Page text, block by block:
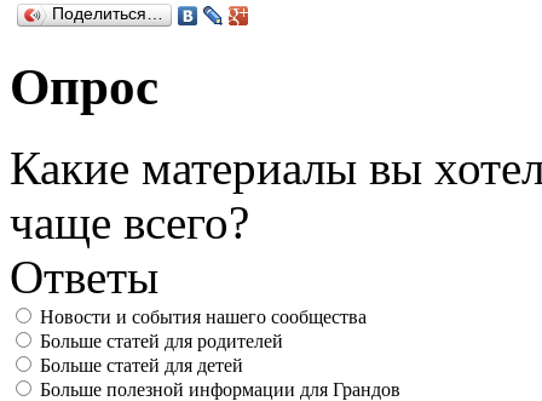
Поделиться…
Опрос
Какие материалы вы
чаще всего?
Ответы
Новости и события нашего сообщества
Больше статей для родителей
Больше статей для детей
Больше полезной информации для Грандов